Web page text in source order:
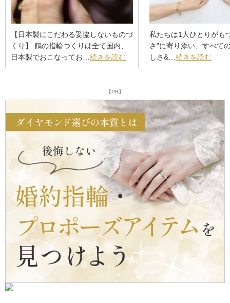
【日本製にこだわる妥協しないものづ
くり】 鶴の指輪つくりは全て国内、
日本製でおこなってお… 続きを読む
私たちは1人ひとりがも
さ”に寄り添い、すべて
しさ&… 続きを読む
【PR】